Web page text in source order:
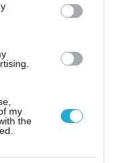
my
the
στη σύνταξη και
σημαντικότερων
το εξωτερικό.
οικονομικά
θέματα,